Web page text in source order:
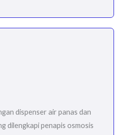
dispenser air panas dan
dilengkapi penapis osmosis